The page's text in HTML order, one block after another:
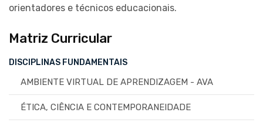
orientadores e técnicos educacionais.
Matriz Curricular
DISCIPLINAS FUNDAMENTAIS
AMBIENTE VIRTUAL DE APRENDIZAGEM - AVA
ÉTICA, CIÊNCIA E CONTEMPORANEIDADE